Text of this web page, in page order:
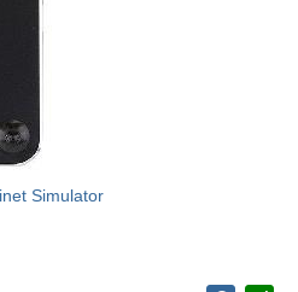
Simulator